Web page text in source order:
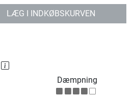
LÆG I INDKØBSKURVEN
Dæmpning